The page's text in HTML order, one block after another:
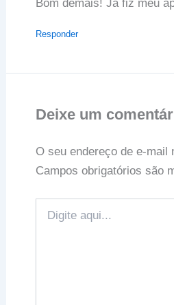
Bom demais! Já fiz meu
Responder
Deixe um
O seu endereço de e-mail
Campos obrigatórios são
aqui...